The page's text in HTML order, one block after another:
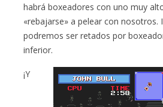
habrá boxeadores con uno muy
«rebajarse» a pelear con nosotros.
podremos ser retados por
inferior.
¡Y